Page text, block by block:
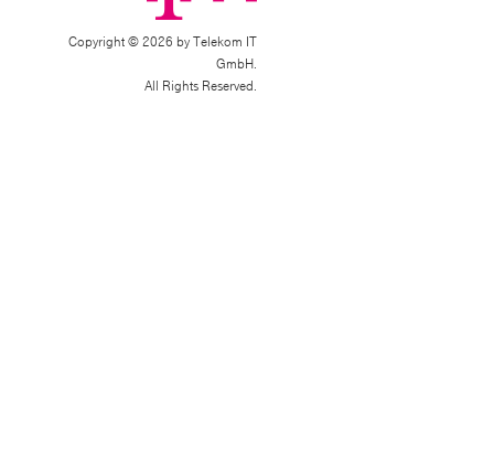
Copyright © 2026 by Telekom IT
GmbH.
All Rights Reserved.